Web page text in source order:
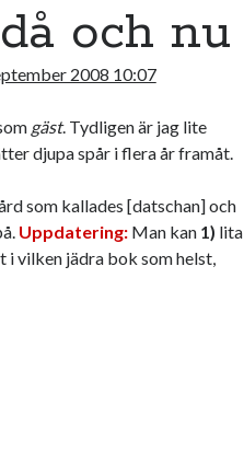
och nu
2008 10:07
gäst. Tydligen är jag lite
djupa spår i flera år framåt.
som kallades [datschan] och
Uppdatering: Man kan 1) lita
i vilken jädra bok som helst,